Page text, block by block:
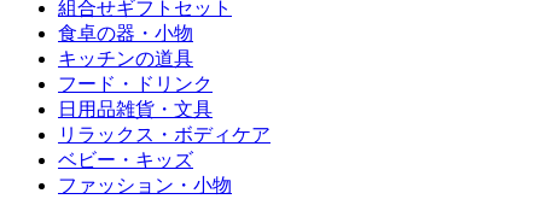
組合せギフトセット
食卓の器・小物
キッチンの道具
フード・ドリンク
日用品雑貨・文具
リラックス・ボディケア
ベビー・キッズ
ファッション・小物